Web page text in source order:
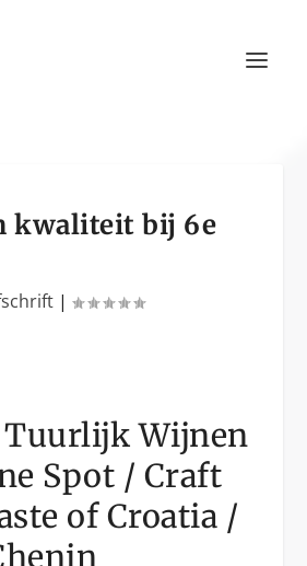
kwaliteit bij 6e
|
Tuurlijk Wijnen
Spot / Craft
of Croatia /